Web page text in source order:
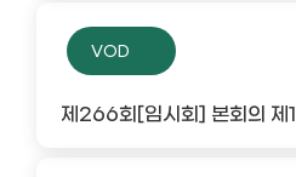
VOD
제266회[임시회] 본회의